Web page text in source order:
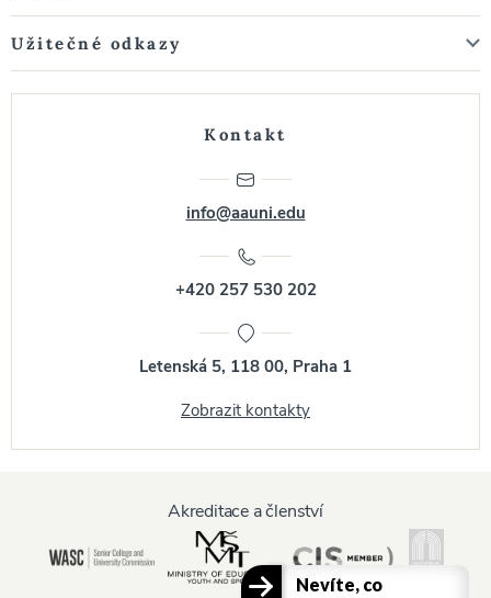
Užitečné odkazy
Kontakt
info@aauni.edu
+420 257 530 202
Letenská 5, 118 00, Praha 1
Zobrazit kontakty
Akreditace a členství
Nevíte, co